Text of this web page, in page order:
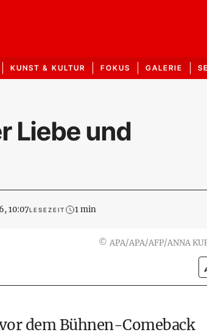
KUNST & KULTUR FOKUS GALERIE
Liebe und
10:07LESEZEIT 1 min
© APA/APA/AFP/ANNA
dem Bühnen-Comeback